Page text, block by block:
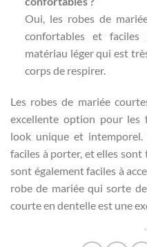
Oui, les robes de
confortables et
matériau léger qui est
corps de respirer.
Les robes de mariée
excellente option pour les
look unique et
faciles à porter, et elles sont
sont également faciles à
robe de mariée qui sorte
courte en dentelle est une